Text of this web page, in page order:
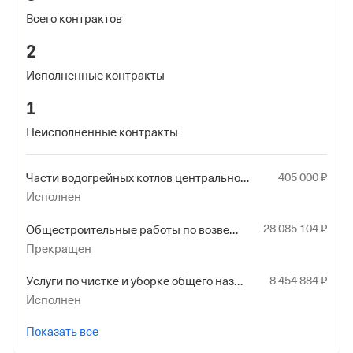
1020126437
4 августа 2004
Страхования Российской Федерации по
Забайкальскому краю
Всего контрактов
2
Исполненные контракты
1
Неисполненные контракты
Части водогрейных котлов центрального отопления прочие 405000₽
Исполнен
Общестроительные работы по возведению прочих зданий, не включенные в другие группировки 28085 104₽
Прекращен
Услуги по чистке и уборке общего назначения прочие 8454884₽
Исполнен
Показать все